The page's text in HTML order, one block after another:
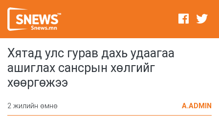
Хятад улс гурав дахь удаагаа
ашиглах сансрын хөлгийг
хөөргөжээ
2 жилийн өмнө A.ADMIN